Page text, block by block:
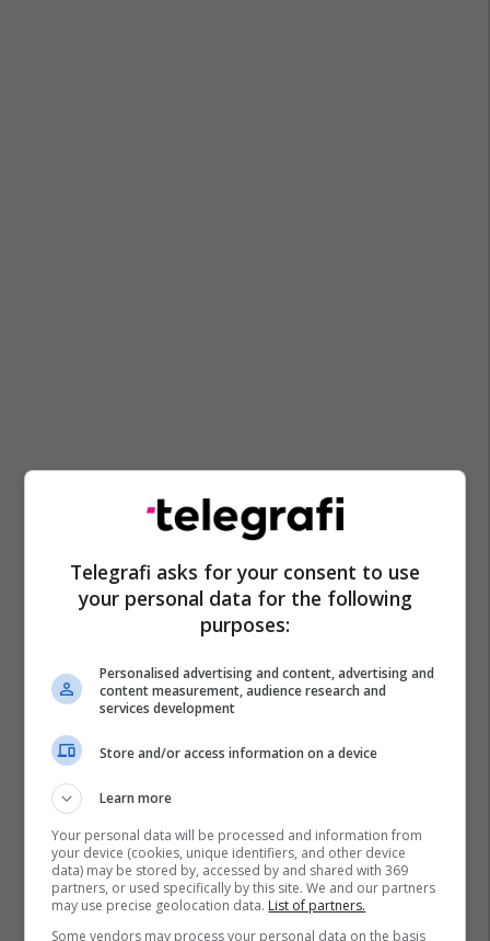
Telegrafi asks for your consent to use
your personal data for the following
purposes:
Personalised advertising and content, advertising and
content measurement, audience research and
services development
Store and/or access information on a device
Learn more
Your personal data will be processed and information from
your device (cookies, unique identifiers, and other device
data) may be stored by, accessed by and shared with 369
partners, or used specifically by this site. We and our partners
may use precise geolocation data. List of partners.
Some vendors may process your personal data on the basis